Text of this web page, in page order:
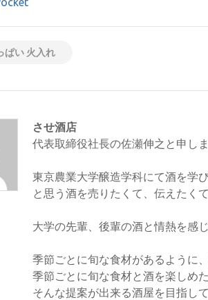
ぱい 火入れ
させ酒店
代表取締役社長の佐瀬伸之と申しま
東京農業大学醸造学科にて酒を学
と思う酒を売りたくて、伝えたく
大学の先輩、後輩の酒と情熱を感
季節ごとに旬な食材があるように
季節ごとに旬な食材と酒を楽しめ
そんな提案が出来る酒屋を目指し